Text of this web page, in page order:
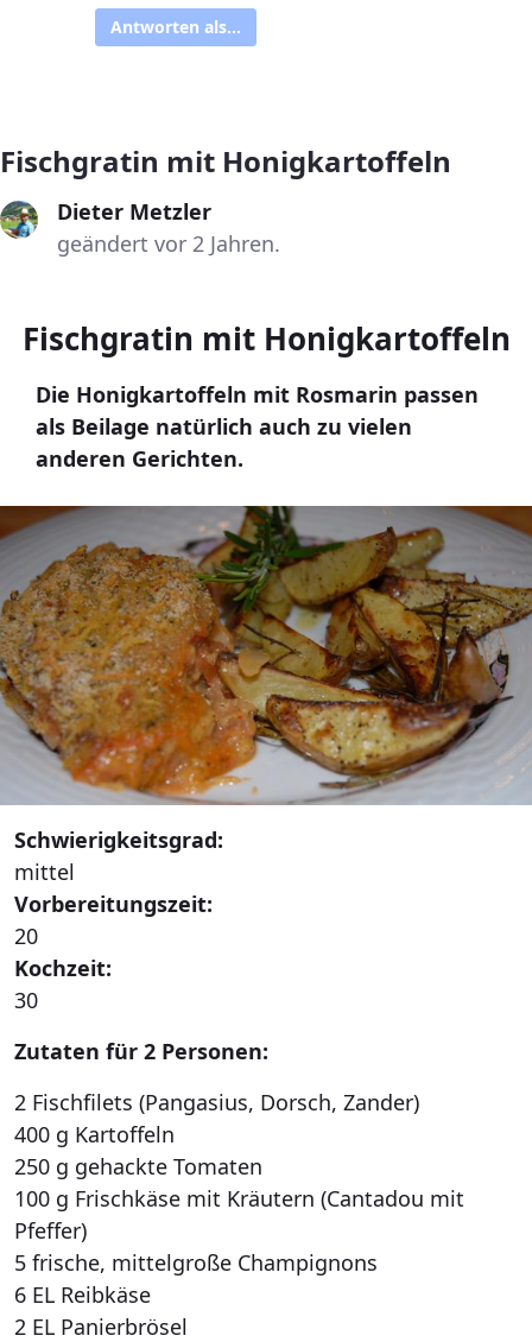
Antworten als...
Fischgratin mit Honigkartoffeln
Dieter Metzler
geändert vor 2 Jahren.
Fischgratin mit Honigkartoffeln
Die Honigkartoffeln mit Rosmarin passen
als Beilage natürlich auch zu vielen
anderen Gerichten.
Schwierigkeitsgrad:
mittel
Vorbereitungszeit:
20
Kochzeit:
30
Zutaten für 2 Personen:
2 Fischfilets (Pangasius, Dorsch, Zander)
400 g Kartoffeln
250 g gehackte Tomaten
100 g Frischkäse mit Kräutern (Cantadou mit
Pfeffer)
5 frische, mittelgroße Champignons
6 EL Reibkäse
2 EL Panierbrösel